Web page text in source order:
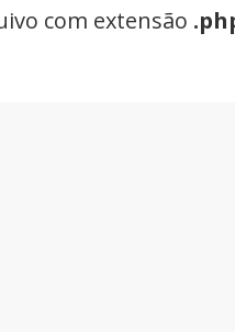
com extensão